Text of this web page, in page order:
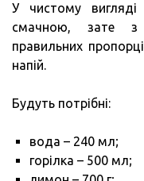
У чистому вигляді
смачною, зате з
правильних
напій.
Будуть потрібні:
вода – 240 мл;
горілка – 500 мл;